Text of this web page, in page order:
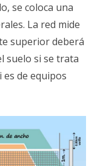
se coloca una
La red mide
superior deberá
suelo si se trata
es de equipos